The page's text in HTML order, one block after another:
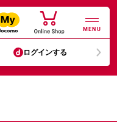
MENU
ログインする